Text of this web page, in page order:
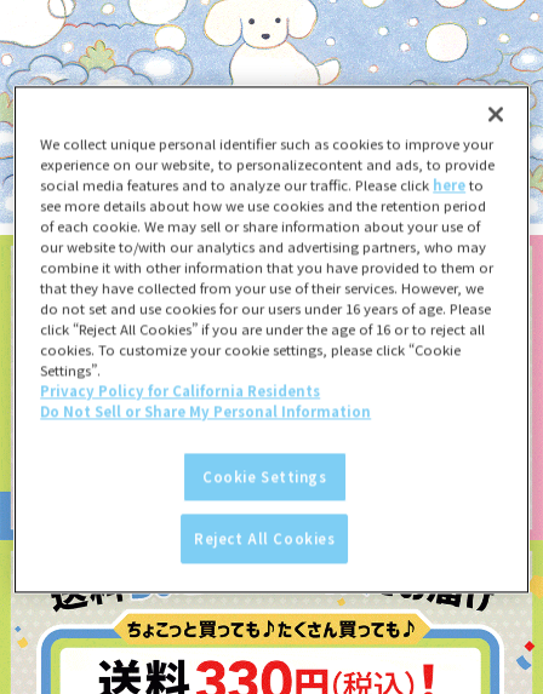
We collect unique personal identifier such as cookies to improve your
experience on our website, to personalizecontent and ads, to provide
social media features and to analyze our traffic. Please click hereto
see more details about how we use cookies and the retention period
of each cookie. We may sell or share information about your use of
our website to/with our analytics and advertising partners, who may
combine it with other information that you have provided to them or
that they have collected from your use of their services. However, we
do not set and use cookies for our users under 16 years of age. Please
click “Reject All Cookies” if you are under the age of 16 or to reject all
cookies. To customize your cookie settings, please click “Cookie
Settings”.
Privacy Policy for California Residents
Do Not Sell or Share My Personal Information
Cookie Settings
Reject All Cookies